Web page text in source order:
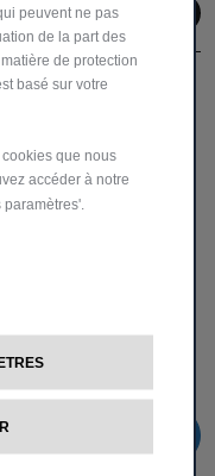
VOUS AIDER
toutes les
avez besoin.
spécifiques sur nos
de vos
00
peuvent ne pas
de la part des
de protection
basé sur votre
que nous
accéder à notre